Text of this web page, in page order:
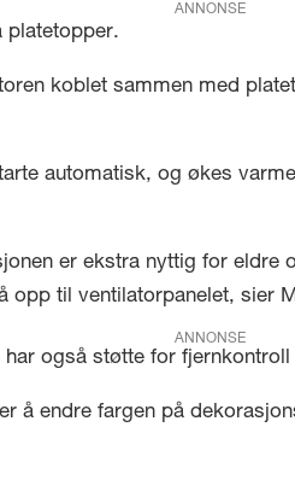
ANNONSE
platetopper.
koblet sammen med
automatisk, og økes
er ekstra nyttig for eldre
opp til ventilatorpanelet, sier
ANNONSE
også støtte for
å endre fargen på